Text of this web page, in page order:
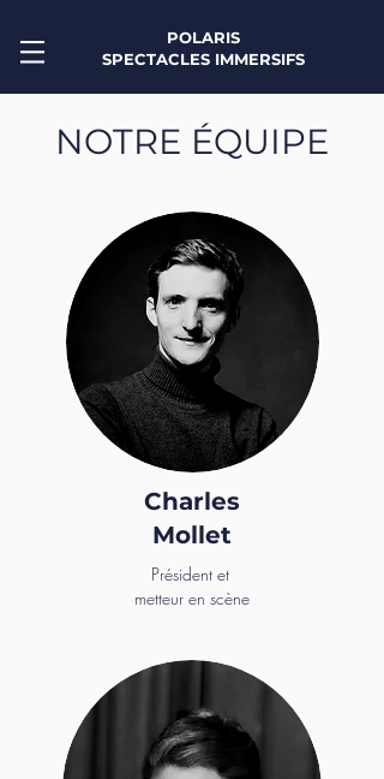
POLARIS
SPECTACLES IMMERSIFS
NOTRE ÉQUIPE
Charles
Mollet
Président et
metteur en scène